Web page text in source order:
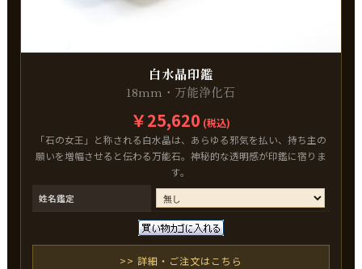
白水晶印鑑
18mm・万能浄化石
￥25,620 (税込)
「石の女王」と称される白水晶は、あらゆる邪気を払い、持ち主の
願いを増幅させると伝わる万能石。神秘的な透明感が印鑑に宿りま
す。
姓名鑑定
>> 詳細・ご注文はこちら